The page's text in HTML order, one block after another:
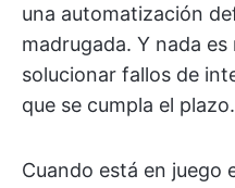
una automatización
madrugada. Y nada
solucionar fallos de
que se cumpla el plazo.
Cuando está en juego